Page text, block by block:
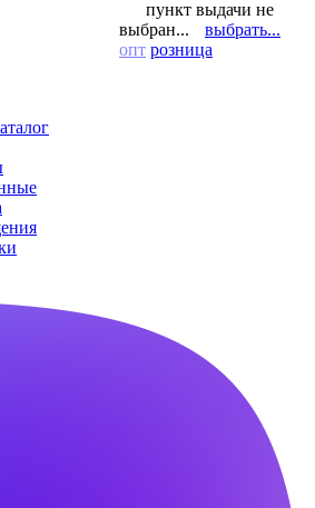
пункт выдачи не
выбран...
выбрать...
опт розница